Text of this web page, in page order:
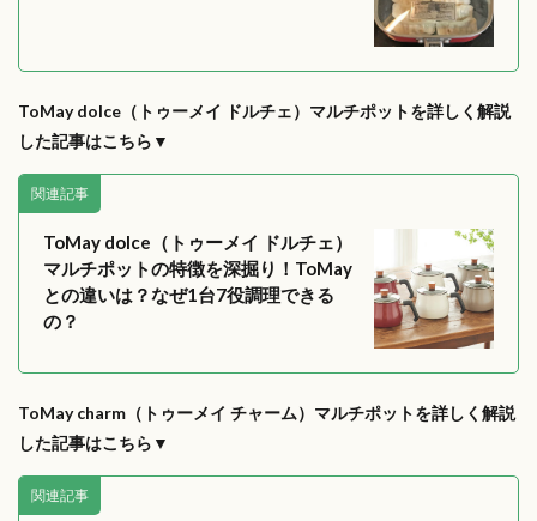
ToMay dolce（トゥーメイ ドルチェ）マルチポットを詳しく解説
した記事はこちら▼
関連記事
ToMay dolce（トゥーメイ ドルチェ）
マルチポットの特徴を深掘り！ToMay
との違いは？なぜ1台7役調理できる
の？
ToMay charm（トゥーメイ チャーム）マルチポットを詳しく解説
した記事はこちら▼
関連記事